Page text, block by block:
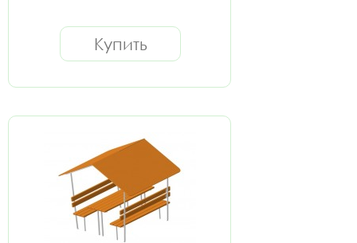
Купить